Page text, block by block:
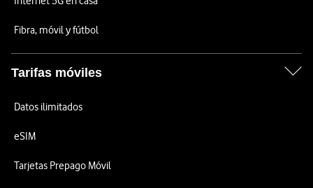
Fibra, móvil y fútbol
Tarifas móviles
Datos ilimitados
eSIM
Tarjetas Prepago Móvil